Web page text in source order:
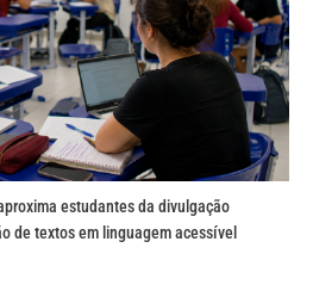
estudantes da divulgação
de textos em linguagem acessível